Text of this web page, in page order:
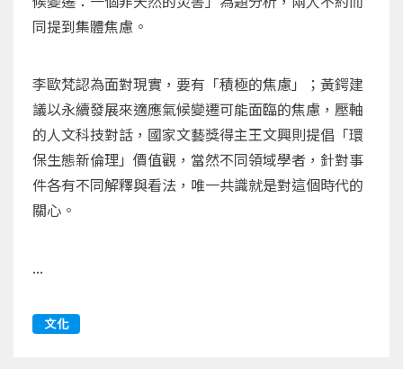
同提到集體焦慮。
李歐梵認為面對現實，要有「積極的焦慮」；黃鍔建
議以永續發展來適應氣候變遷可能面臨的焦慮，壓軸
的人文科技對話，國家文藝獎得主王文興則提倡「環
保生態新倫理」價值觀，當然不同領域學者，針對事
件各有不同解釋與看法，唯一共識就是對這個時代的
關心。
...
文化